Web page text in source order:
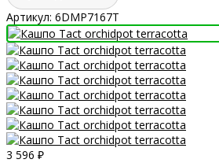
Артикул: 6DMP7167T
3 596 ₽